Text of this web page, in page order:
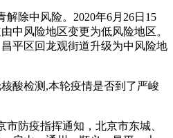
解除中风险。2020年6月26日15
中风险地区变更为低风险地区。
平区回龙观街道升级为中风险地
酸检测,本轮疫情是否到了严峻
市防疫指挥通知，北京市东城、